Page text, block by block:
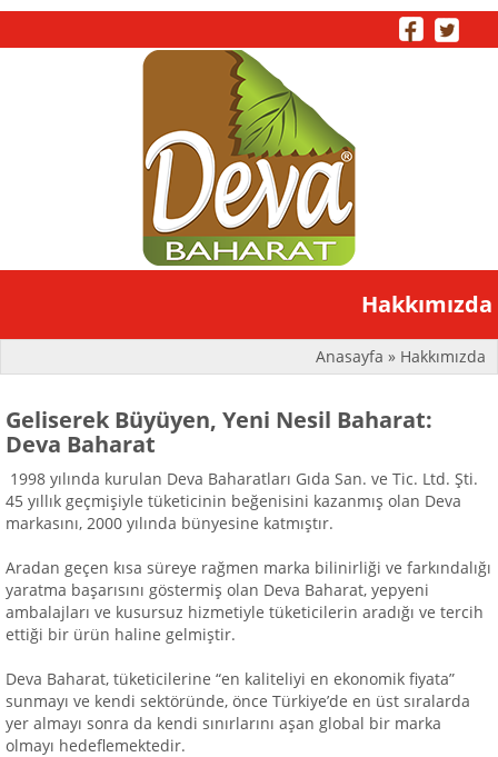
Toggle
Hakkımızda
Anasayfa » Hakkımızda
Geliserek Büyüyen, Yeni Nesil Baharat:
Deva Baharat
1998 yılında kurulan Deva Baharatları Gıda San. ve Tic. Ltd. Şti.
45 yıllık geçmişiyle tüketicinin beğenisini kazanmış olan Deva
markasını, 2000 yılında bünyesine katmıştır.
Aradan geçen kısa süreye rağmen marka bilinirliği ve farkındalığı
yaratma başarısını göstermiş olan Deva Baharat, yepyeni
ambalajları ve kusursuz hizmetiyle tüketicilerin aradığı ve tercih
ettiği bir ürün haline gelmiştir.
Deva Baharat, tüketicilerine “en kaliteliyi en ekonomik fiyata”
sunmayı ve kendi sektöründe, önce Türkiye’de en üst sıralarda
yer almayı sonra da kendi sınırlarını aşan global bir marka
olmayı hedeflemektedir.